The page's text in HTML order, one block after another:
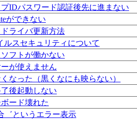
IDパスワード認証後先に進まない
ができない
ライバ更新方法
ルスセキュリティについて
フトが働かない
が使えません
なった（黒くなにも映らない）
後起動しない
ード壊れた
゛というエラー表示